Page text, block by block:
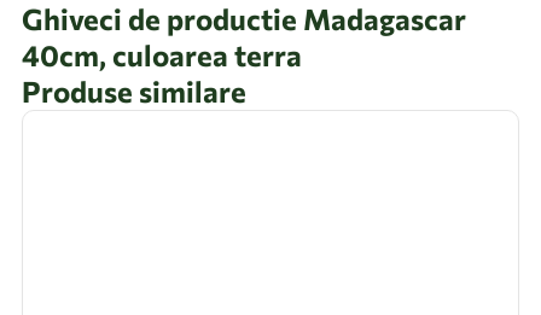
Ghiveci de productie Madagascar
40cm, culoarea terra
Produse similare